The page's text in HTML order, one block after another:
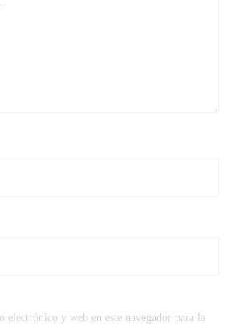
electrónico y web en este navegador para la